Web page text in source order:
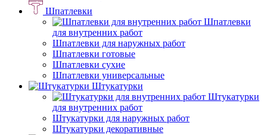
Шпатлевки
Шпатлевки
для внутренних работ
Шпатлевки для наружных работ
Шпатлевки готовые
Шпатлевки сухие
Шпатлевки универсальные
Штукатурки
Штукатурки
для внутренних работ
Штукатурки для наружных работ
Штукатурки декоративные